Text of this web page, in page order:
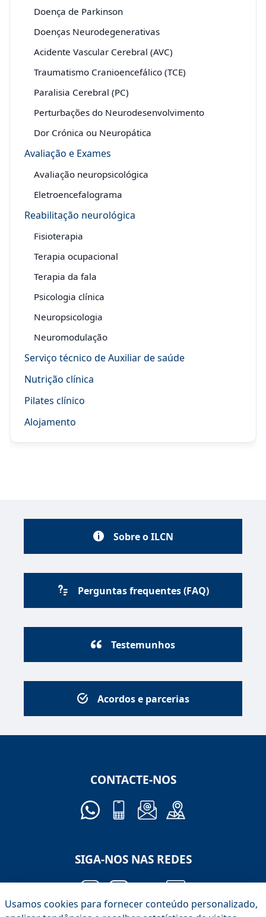
Doença de Parkinson
Doenças Neurodegenerativas
Acidente Vascular Cerebral (AVC)
Traumatismo Cranioencefálico (TCE)
Paralisia Cerebral (PC)
Perturbações do Neurodesenvolvimento
Dor Crónica ou Neuropática
Avaliação e Exames
Avaliação neuropsicológica
Eletroencefalograma
Reabilitação neurológica
Fisioterapia
Terapia ocupacional
Terapia da fala
Psicologia clínica
Neuropsicologia
Neuromodulação
Serviço técnico de Auxiliar de saúde
Nutrição clínica
Pilates clínico
Alojamento
Sobre o ILCN
Perguntas frequentes (FAQ)
Testemunhos
Acordos e parcerias
CONTACTE-NOS
SIGA-NOS NAS REDES
Usamos cookies para fornecer conteúdo personalizado,